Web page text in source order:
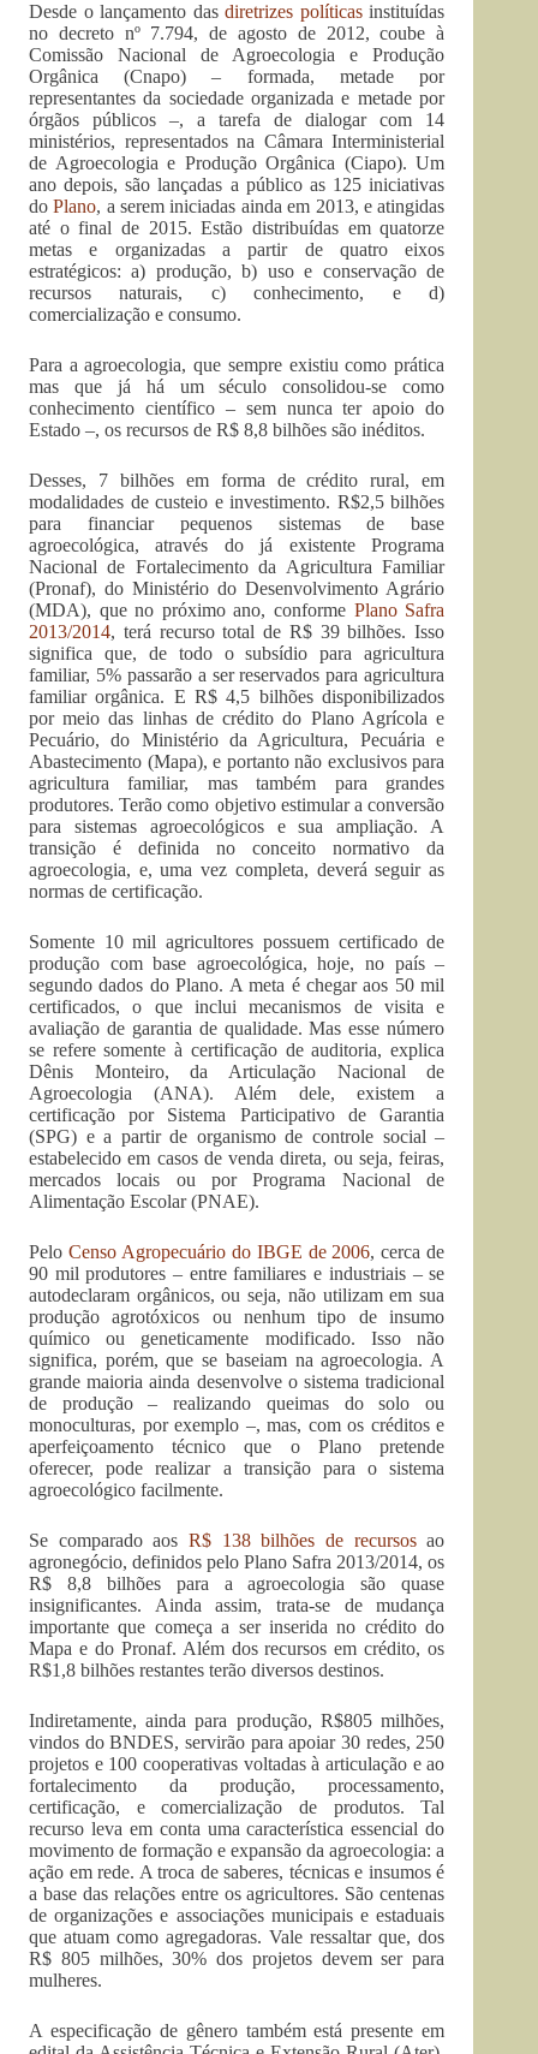
Desde o lançamento dasdiretrizes políticasinstituídas
no decreto nº 7.794, de agosto de 2012, coube à
Comissão Nacional de Agroecologia e Produção
Orgânica (Cnapo) – formada, metade por
representantes da sociedade organizada e metade por
órgãos públicos –, a tarefa de dialogar com 14
ministérios, representados na Câmara Interministerial
de Agroecologia e Produção Orgânica (Ciapo). Um
ano depois, são lançadas a público as 125 iniciativas
doPlano, a serem iniciadas ainda em 2013, e atingidas
até o final de 2015. Estão distribuídas em quatorze
metas e organizadas a partir de quatro eixos
estratégicos: a) produção, b) uso e conservação de
recursos naturais, c) conhecimento, e d)
comercialização e consumo.
Para a agroecologia, que sempre existiu como prática
mas que já há um século consolidou-se como
conhecimento científico – sem nunca ter apoio do
Estado –, os recursos de R$ 8,8 bilhões são inéditos.
Desses, 7 bilhões em forma de crédito rural, em
modalidades de custeio e investimento. R$2,5 bilhões
para financiar pequenos sistemas de base
agroecológica, através do já existente Programa
Nacional de Fortalecimento da Agricultura Familiar
(Pronaf), do Ministério do Desenvolvimento Agrário
(MDA), que no próximo ano, conforme Plano Safra
2013/2014, terá recurso total de R$ 39 bilhões. Isso
significa que, de todo o subsídio para agricultura
familiar, 5% passarão a ser reservados para agricultura
familiar orgânica. E R$ 4,5 bilhões disponibilizados
por meio das linhas de crédito do Plano Agrícola e
Pecuário, do Ministério da Agricultura, Pecuária e
Abastecimento (Mapa), e portanto não exclusivos para
agricultura familiar, mas também para grandes
produtores. Terão como objetivo estimular a conversão
para sistemas agroecológicos e sua ampliação. A
transição é definida no conceito normativo da
agroecologia, e, uma vez completa, deverá seguir as
normas de certificação.
Somente 10 mil agricultores possuem certificado de
produção com base agroecológica, hoje, no país –
segundo dados do Plano. A meta é chegar aos 50 mil
certificados, o que inclui mecanismos de visita e
avaliação de garantia de qualidade. Mas esse número
se refere somente à certificação de auditoria, explica
Dênis Monteiro, da Articulação Nacional de
Agroecologia (ANA). Além dele, existem a
certificação por Sistema Participativo de Garantia
(SPG) e a partir de organismo de controle social –
estabelecido em casos de venda direta, ou seja, feiras,
mercados locais ou por Programa Nacional de
Alimentação Escolar (PNAE).
Pelo Censo Agropecuário do IBGE de 2006, cerca de
90 mil produtores – entre familiares e industriais – se
autodeclaram orgânicos, ou seja, não utilizam em sua
produção agrotóxicos ou nenhum tipo de insumo
químico ou geneticamente modificado. Isso não
significa, porém, que se baseiam na agroecologia. A
grande maioria ainda desenvolve o sistema tradicional
de produção – realizando queimas do solo ou
monoculturas, por exemplo –, mas, com os créditos e
aperfeiçoamento técnico que o Plano pretende
oferecer, pode realizar a transição para o sistema
agroecológico facilmente.
Se comparado aos R$ 138 bilhões de recursosao
agronegócio, definidos pelo Plano Safra 2013/2014, os
R$ 8,8 bilhões para a agroecologia são quase
insignificantes. Ainda assim, trata-se de mudança
importante que começa a ser inserida no crédito do
Mapa e do Pronaf. Além dos recursos em crédito, os
R$1,8 bilhões restantes terão diversos destinos.
Indiretamente, ainda para produção, R$805 milhões,
vindos do BNDES, servirão para apoiar 30 redes, 250
projetos e 100 cooperativas voltadas à articulação e ao
fortalecimento da produção, processamento,
certificação, e comercialização de produtos. Tal
recurso leva em conta uma característica essencial do
movimento de formação e expansão da agroecologia: a
ação em rede. A troca de saberes, técnicas e insumos é
a base das relações entre os agricultores. São centenas
de organizações e associações municipais e estaduais
que atuam como agregadoras. Vale ressaltar que, dos
R$ 805 milhões, 30% dos projetos devem ser para
mulheres.
A especificação de gênero também está presente em